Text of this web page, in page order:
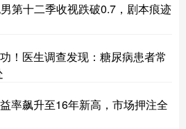
第十二季收视跌破0.7，剧本痕迹
！医生调查发现：糖尿病患者常
率飙升至16年新高，市场押注全